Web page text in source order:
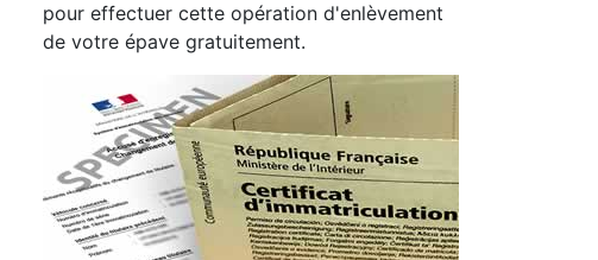
pour effectuer cette opération d'enlèvement
de votre épave gratuitement.